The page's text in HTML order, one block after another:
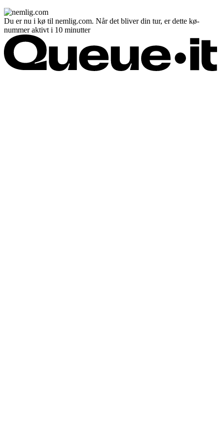
Du er nu i kø til nemlig.com. Når det bliver din tur, er dette kø-
nummer aktivt i 10 minutter